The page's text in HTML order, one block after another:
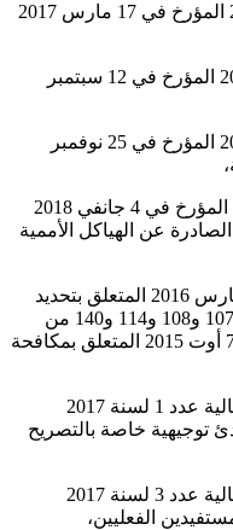
وعلى الأمر الرئاسي عدد 43 لسنة 2017 المؤرخ في 17 مارس 2017
وعلى الأمر الرئاسي عدد 124 لسنة 2017 المؤرخ في 12 سبتمبر
وعلى الأمر الرئاسي عدد 247 لسنة 2017 المؤرخ في 25 نوفمبر
وعلى الأمر الحكومي عدد 1 لسنة 2018 المؤرخ في 4 جانفي 2018
عن الهياكل الأممية
وعلى قرار وزير المالية المؤرخ في 1 مارس 2016 المتعلق بتحديد
المبالغ المنصوص عليها بالفصول 100 و107 و108 و114 و140 من
القانون عدد 26 لسنة 2015 المؤرخ في 7 أوت 2015 المتعلق بمكافحة
وعلى قرار اللجنة التونسية للتحاليل المالية عدد 1 لسنة 2017
المتعلّق بمبادئ توجيهية خاصة بالتصريح
وعلى قرار اللجنة التونسية للتحاليل المالية عدد 3 لسنة 2017